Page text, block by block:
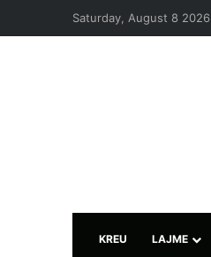
Saturday, August 8 2026
KREU LAJME